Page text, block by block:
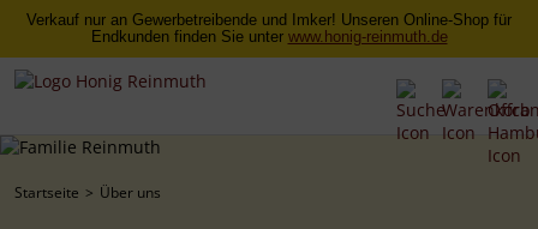
Verkauf nur an Gewerbetreibende und Imker! Unseren Online-Shop für
Endkunden finden Sie unter www.honig-reinmuth.de
Startseite Über uns